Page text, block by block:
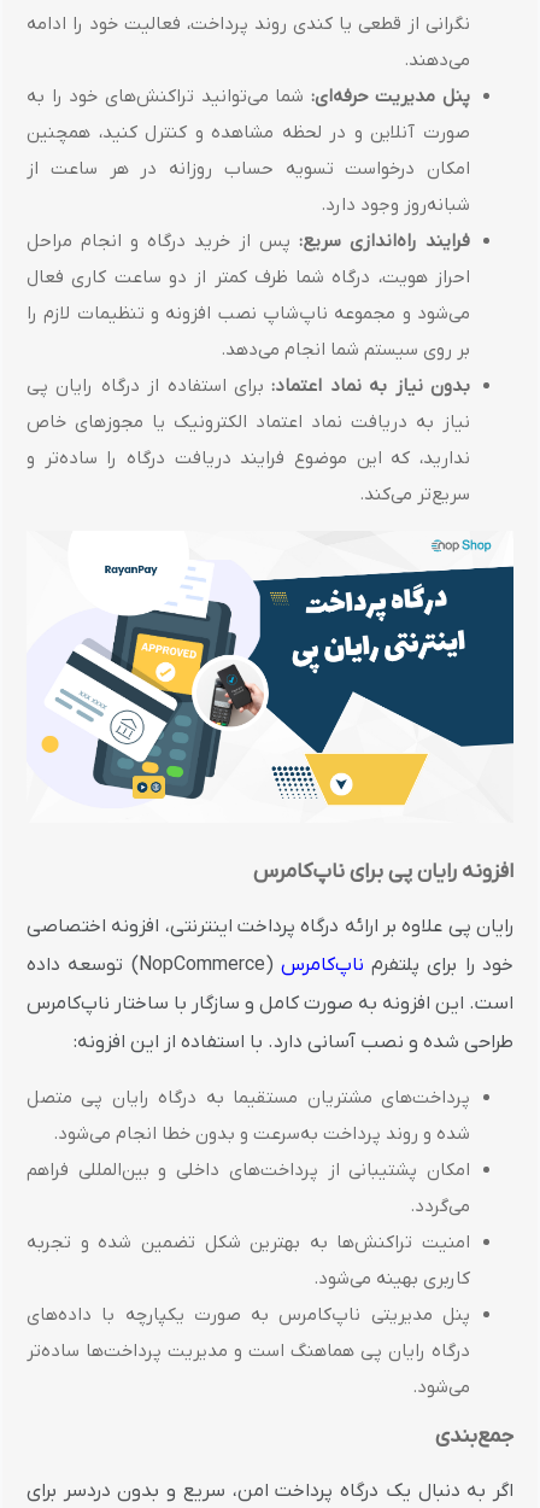
نگرانی از قطعی یا کندی روند پرداخت، فعالیت خود را ادامه
می‌دهند.
پنل مدیریت حرفه‌ای: شما می‌توانید تراکنش‌های خود را به
صورت آنلاین و در لحظه مشاهده و کنترل کنید، همچنین
امکان درخواست تسویه حساب روزانه در هر ساعت از
شبانه‌روز وجود دارد.
فرایند راه‌اندازی سریع: پس از خرید درگاه و انجام مراحل
احراز هویت، درگاه شما ظرف کمتر از دو ساعت کاری فعال
می‌شود و مجموعه ناپ‌شاپ نصب افزونه و تنظیمات لازم را
بر روی سیستم شما انجام می‌دهد.
بدون نیاز به نماد اعتماد:برای استفاده از درگاه رایان پی
نیاز به دریافت نماد اعتماد الکترونیک یا مجوزهای خاص
ندارید، که این موضوع فرایند دریافت درگاه را ساده‌تر و
سریع‌تر می‌کند.
افزونه رایان پی برای ناپ‌کامرس
رایان پی علاوه بر ارائه درگاه پرداخت اینترنتی، افزونه اختصاصی
خود را برای پلتفرم ناپ‌کامرس
(NopCommerce) توسعه داده
است. این افزونه به صورت کامل و سازگار با ساختار ناپ‌کامرس
طراحی شده و نصب آسانی دارد. با استفاده از این افزونه:
پرداخت‌های مشتریان مستقیما به درگاه رایان پی متصل
شده و روند پرداخت به‌سرعت و بدون خطا انجام می‌شود.
امکان پشتیبانی از پرداخت‌های داخلی و بین‌المللی فراهم
می‌گردد.
امنیت تراکنش‌ها به بهترین شکل تضمین شده و تجربه
کاربری بهینه می‌شود.
پنل مدیریتی ناپ‌کامرس به صورت یکپارچه با داده‌های
درگاه رایان پی هماهنگ است و مدیریت پرداخت‌ها ساده‌تر
می‌شود.
جمع‌بندی
اگر به دنبال یک درگاه پرداخت امن، سریع و بدون دردسر برای